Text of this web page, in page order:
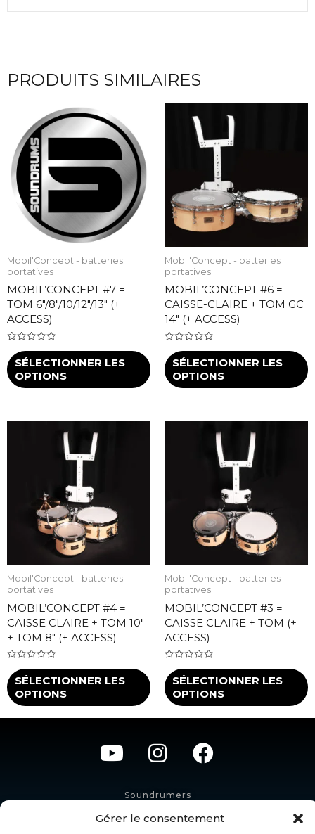
Gérer le consentement
PRODUITS SIMILAIRES
Mobil'Concept - batteries
portatives
MOBIL’CONCEPT #7 =
TOM 6″/8″/10/12″/13″ (+
ACCESS)
Note
0
sur
5
SÉLECTIONNER LES
OPTIONS
Mobil'Concept - batteries
portatives
MOBIL’CONCEPT #6 =
CAISSE-CLAIRE + TOM GC
14″ (+ ACCESS)
Note
0
sur
5
SÉLECTIONNER LES
OPTIONS
Mobil'Concept - batteries
portatives
MOBIL’CONCEPT #4 =
CAISSE CLAIRE + TOM 10″
+ TOM 8″ (+ ACCESS)
Note
0
sur
5
SÉLECTIONNER LES
OPTIONS
Mobil'Concept - batteries
portatives
MOBIL’CONCEPT #3 =
CAISSE CLAIRE + TOM (+
ACCESS)
Note
0
sur
5
SÉLECTIONNER LES
OPTIONS
SARL SOUNDRUMS
Soundrumers